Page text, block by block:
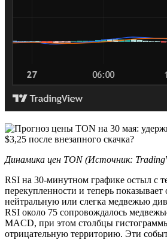
Динамика цен TON (Источник:
RSI на 30-минутном графике остыл с
перекупленности и теперь показывает
нейтральную или слегка медвежью
RSI около 75 сопровождалось
MACD, при этом столбцы
отрицательную территорию. Эти